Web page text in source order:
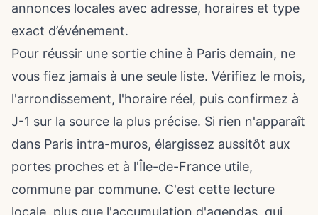
annonces locales avec adresse, horaires et type
exact d’événement.
Pour réussir une sortie chine à Paris demain, ne
vous fiez jamais à une seule liste. Vérifiez le mois,
l'arrondissement, l'horaire réel, puis confirmez à
J-1 sur la source la plus précise. Si rien n'apparaît
dans Paris intra-muros, élargissez aussitôt aux
portes proches et à l'Île-de-France utile,
commune par commune. C'est cette lecture
locale, plus que l'accumulation d'agendas, qui